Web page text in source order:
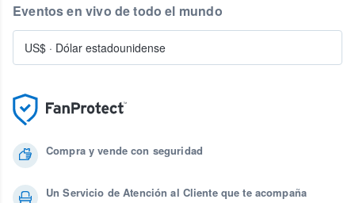
Compra y vende con seguridad
Un Servicio de Atención al Cliente que te acompaña
Eventos en vivo de todo el mundo
US$ · Dólar estadounidense